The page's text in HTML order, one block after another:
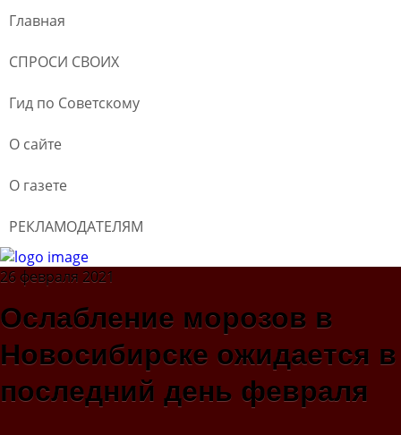
Главная
СПРОСИ СВОИХ
Гид по Советскому
О сайте
О газете
РЕКЛАМОДАТЕЛЯМ
26 февраля 2021
Ослабление морозов в
Новосибирске ожидается в
последний день февраля